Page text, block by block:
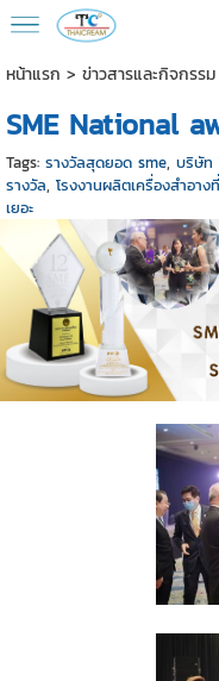
หน้าแรก > ข่าวสารและกิจกรรม
SME National
Tags: รางวัลสุดยอด sme, บริษัท
รางวัล, โรงงานผลิตเครื่องสำอา
เยอะ